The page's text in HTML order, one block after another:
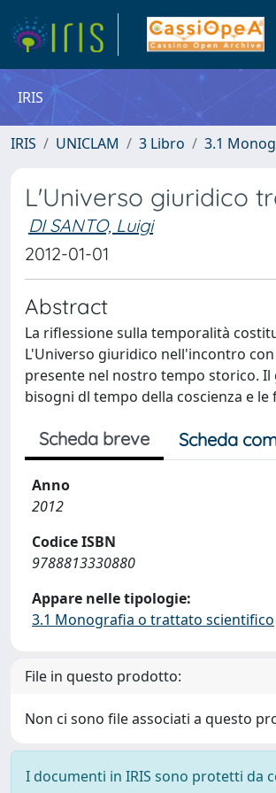
IRIS
IRIS UNICLAM 3 Libro 3.1
L'Universo giuridico
DI SANTO, Luigi
2012-01-01
Abstract
La riflessione sulla temporalità
L'Universo giuridico nell'incontro
presente nel nostro tempo storico. Il
bisogni dl tempo della coscienza e
Scheda breve Scheda
Anno
2012
Codice ISBN
9788813330880
Appare nelle tipologie:
3.1 Monografia o trattato scientifico
File in questo prodotto:
Non ci sono file associati a questo
I documenti in IRIS sono protetti da